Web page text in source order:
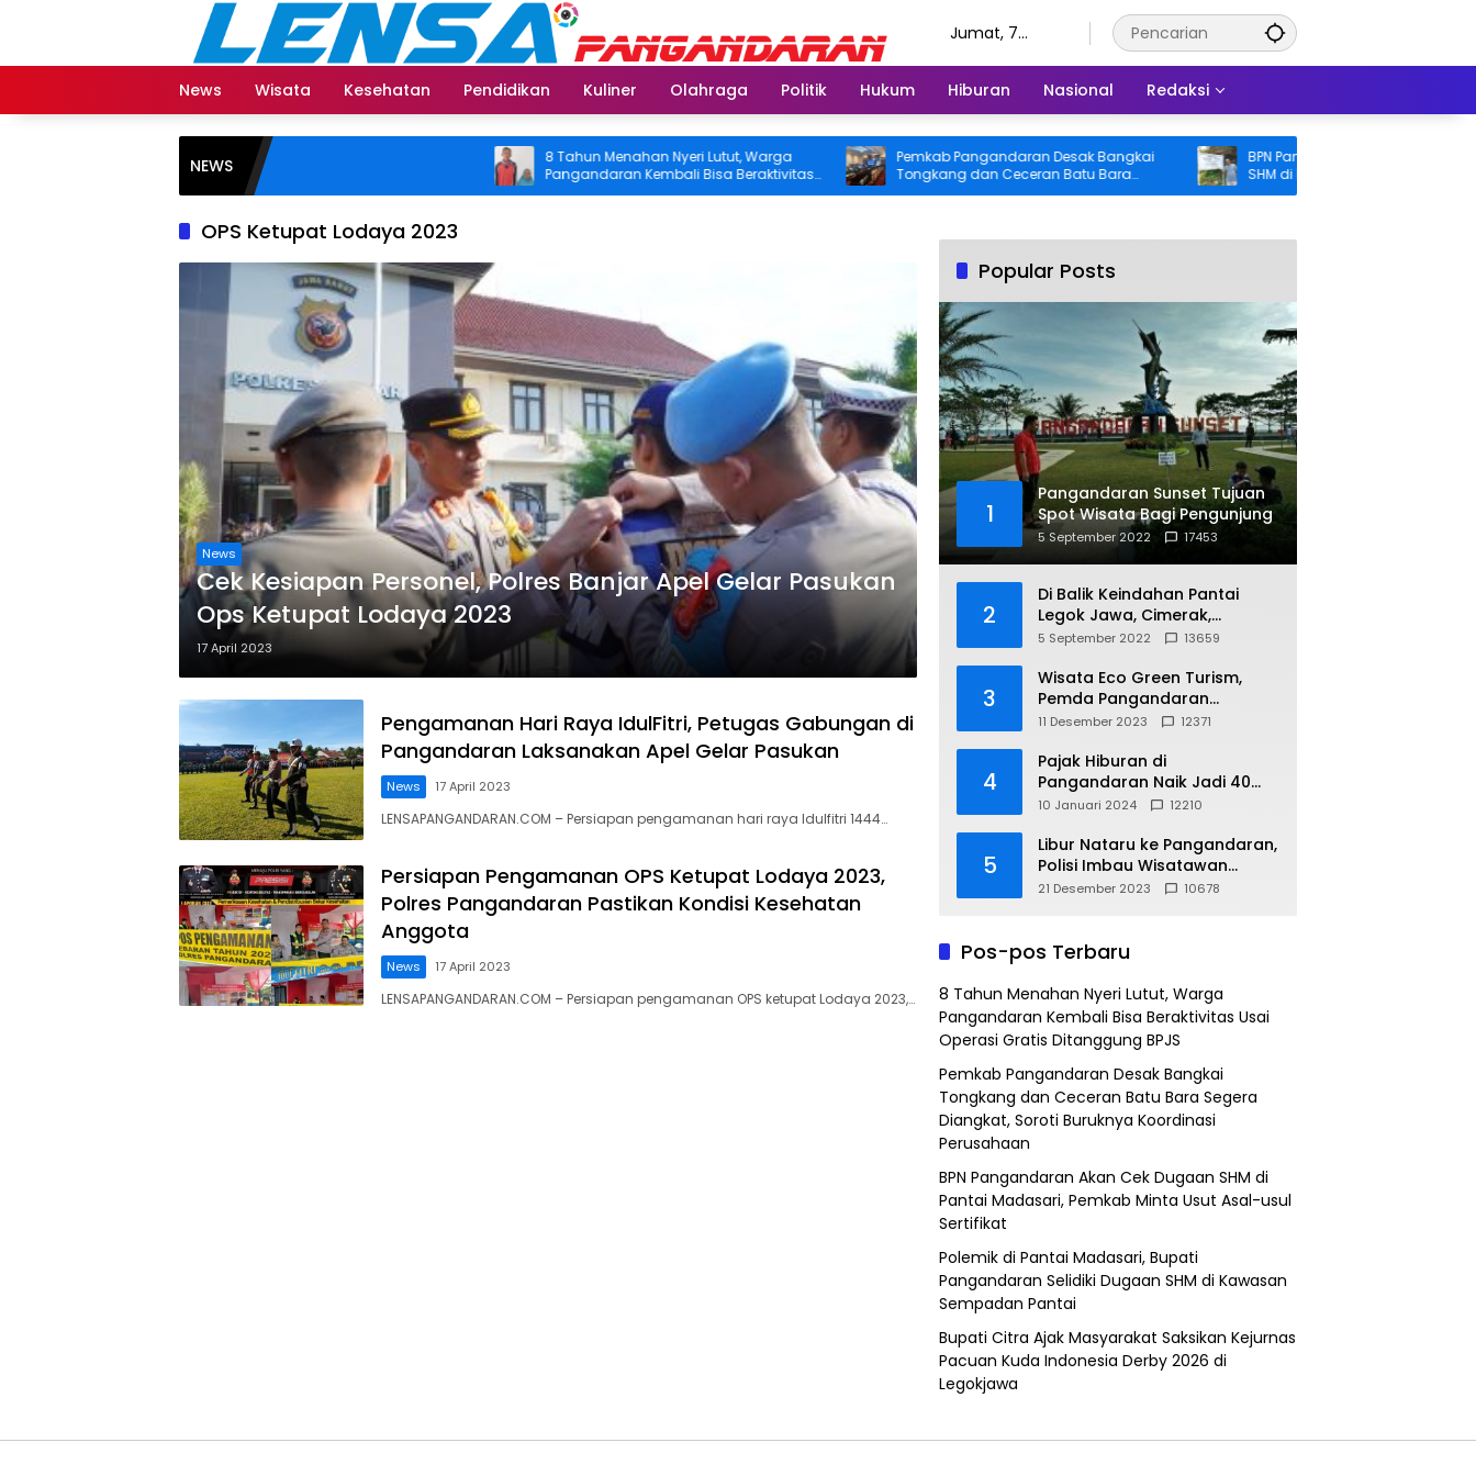
Jumat, 7
News
Wisata Kesehatan Pendidikan Kuliner Olahraga Politik Hukum Hiburan Nasional Redaksi
NEWS
8 Tahun Menahan Nyeri Lutut, Warga
Pangandaran Kembali Bisa Beraktivitas
Usai Operasi Gratis Ditanggung BPJS
Pemkab Pangandaran Desak Bangkai
Tongkang dan Ceceran Batu Bara
Segera Diangkat, Soroti Buruknya
BPN Pangandaran Akan Cek Dugaan
SHM di Pantai Madasari, Pemkab Minta
Usut Asal-usul Sertifikat
OPS Ketupat Lodaya 2023
News
Cek Kesiapan Personel, Polres Banjar Apel Gelar Pasukan
Ops Ketupat Lodaya 2023
17 April 2023
Pengamanan Hari Raya IdulFitri, Petugas Gabungan di
Pangandaran Laksanakan Apel Gelar Pasukan
News 17 April 2023
LENSAPANGANDARAN.COM – Persiapan pengamanan hari raya Idulfitri 1444…
Persiapan Pengamanan OPS Ketupat Lodaya 2023,
Polres Pangandaran Pastikan Kondisi Kesehatan
Anggota
News 17 April 2023
LENSAPANGANDARAN.COM – Persiapan pengamanan OPS ketupat Lodaya 2023,…
Popular Posts
1
Pangandaran Sunset Tujuan
Spot Wisata Bagi Pengunjung
5 September 2022 17453
2
Di Balik Keindahan Pantai
Legok Jawa, Cimerak,
Pangandaran
5 September 2022 13659
3
Wisata Eco Green Turism,
Pemda Pangandaran
Gandeng PLN
11 Desember 2023 12371
4
Pajak Hiburan di
Pangandaran Naik Jadi 40
Persen
10 Januari 2024 12210
5
Libur Nataru ke Pangandaran,
Polisi Imbau Wisatawan
Gunakan Jalur Arteri
21 Desember 2023 10678
Pos-pos Terbaru
8 Tahun Menahan Nyeri Lutut, Warga
Pangandaran Kembali Bisa Beraktivitas Usai
Operasi Gratis Ditanggung BPJS
Pemkab Pangandaran Desak Bangkai
Tongkang dan Ceceran Batu Bara Segera
Diangkat, Soroti Buruknya Koordinasi
Perusahaan
BPN Pangandaran Akan Cek Dugaan SHM di
Pantai Madasari, Pemkab Minta Usut Asal-usul
Sertifikat
Polemik di Pantai Madasari, Bupati
Pangandaran Selidiki Dugaan SHM di Kawasan
Sempadan Pantai
Bupati Citra Ajak Masyarakat Saksikan Kejurnas
Pacuan Kuda Indonesia Derby 2026 di
Legokjawa